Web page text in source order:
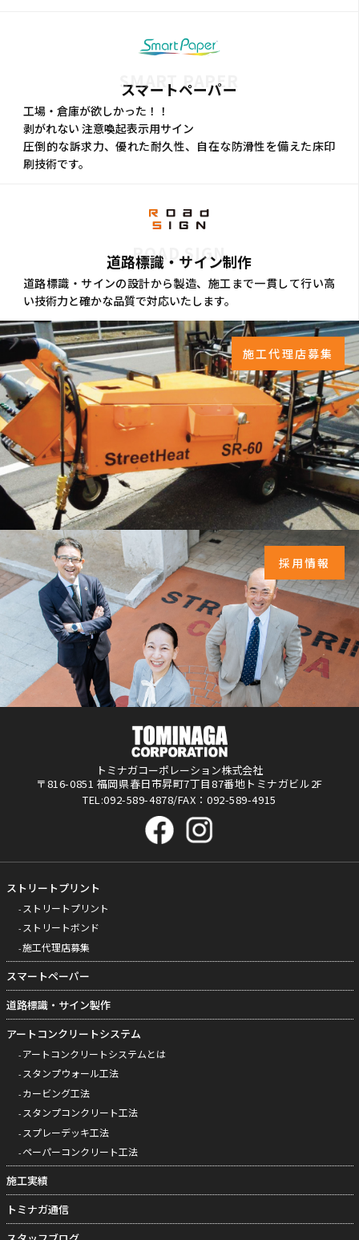
SMART PAPER
スマートペーパー
工場・倉庫が欲しかった！！
剥がれない 注意喚起表示用サイン
圧倒的な訴求力、優れた耐久性、自在な防滑性を備えた床印
刷技術です。
ROAD SIGN
道路標識・サイン制作
道路標識・サインの設計から製造、施工まで一貫して行い高
い技術力と確かな品質で対応いたします。
施工代理店募集
採用情報
トミナガコーポレーション株式会社
〒816-0851 福岡県春日市昇町7丁目87番地トミナガビル2F
TEL:092-589-4878/FAX：092-589-4915
ストリートプリント
ストリートプリント
ストリートボンド
施工代理店募集
スマートペーパー
道路標識・サイン製作
アートコンクリートシステム
アートコンクリートシステムとは
スタンプウォール工法
カービング工法
スタンプコンクリート工法
スプレーデッキ工法
ペーパーコンクリート工法
施工実績
トミナガ通信